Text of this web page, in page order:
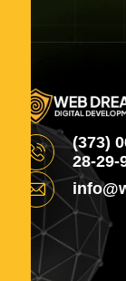
(373)
28-29-